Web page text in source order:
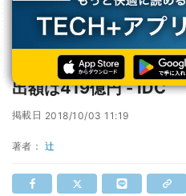
TECH+ 企業IT
ITインフラ
2018年「FinTechエコスシステム」関
2018年「FinTechエコ
出額は419億円 - IDC
掲載日 2018/10/03 11:19
著者： 辻